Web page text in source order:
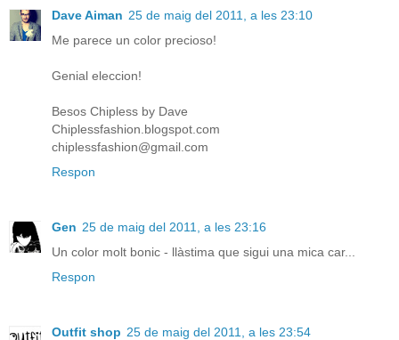
Dave Aiman 25 de maig del 2011, a les 23:10
Me parece un color precioso!
Genial eleccion!
Besos Chipless by Dave
Chiplessfashion.blogspot.com
chiplessfashion@gmail.com
Respon
Gen 25 de maig del 2011, a les 23:16
Un color molt bonic - llàstima que sigui una mica car...
Respon
Outfit shop 25 de maig del 2011, a les 23:54